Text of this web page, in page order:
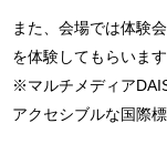
また、会場では体験
を体験してもらいます
※マルチメディア
アクセシブルな国際